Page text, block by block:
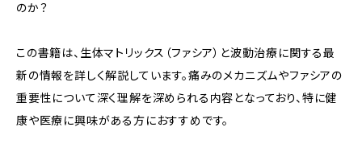
のか？
この書籍は、生体マトリックス（ファシア）と波動治療に関する最
新の情報を詳しく解説しています。痛みのメカニズムやファシアの
重要性について深く理解を深められる内容となっており、特に健
康や医療に興味がある方におすすめです。